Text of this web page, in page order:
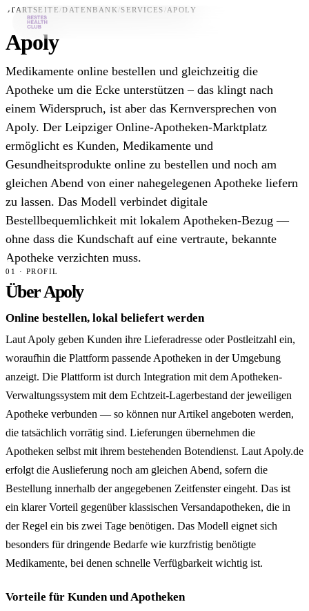
Datenbank
News
Über uns
Für Unternehmen
STARTSEITE /DATENBANK /SERVICES /APOLY
Apoly
Medikamente online bestellen und gleichzeitig die
Apotheke um die Ecke unterstützen – das klingt nach
einem Widerspruch, ist aber das Kernversprechen von
Apoly. Der Leipziger Online-Apotheken-Marktplatz
ermöglicht es Kunden, Medikamente und
Gesundheitsprodukte online zu bestellen und noch am
gleichen Abend von einer nahegelegenen Apotheke liefern
zu lassen. Das Modell verbindet digitale
Bestellbequemlichkeit mit lokalem Apotheken-Bezug —
ohne dass die Kundschaft auf eine vertraute, bekannte
Apotheke verzichten muss.
01 · PROFIL
Über Apoly
Online bestellen, lokal beliefert werden
Laut Apoly geben Kunden ihre Lieferadresse oder Postleitzahl ein,
woraufhin die Plattform passende Apotheken in der Umgebung
anzeigt. Die Plattform ist durch Integration mit dem Apotheken-
Verwaltungssystem mit dem Echtzeit-Lagerbestand der jeweiligen
Apotheke verbunden — so können nur Artikel angeboten werden,
die tatsächlich vorrätig sind. Lieferungen übernehmen die
Apotheken selbst mit ihrem bestehenden Botendienst. Laut Apoly.de
erfolgt die Auslieferung noch am gleichen Abend, sofern die
Bestellung innerhalb der angegebenen Zeitfenster eingeht. Das ist
ein klarer Vorteil gegenüber klassischen Versandapotheken, die in
der Regel ein bis zwei Tage benötigen. Das Modell eignet sich
besonders für dringende Bedarfe wie kurzfristig benötigte
Medikamente, bei denen schnelle Verfügbarkeit wichtig ist.
Vorteile für Kunden und Apotheken